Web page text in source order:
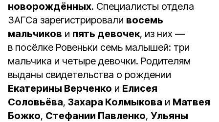
новорождённых. Специалисты отдела
ЗАГСа зарегистрировали восемь
мальчиков и пять девочек, из них —
в посёлке Ровеньки семь малышей: три
мальчика и четыре девочки. Родителям
выданы свидетельства о рождении
Екатерины Верченко и Елисея
Соловьёва, Захара Колмыкова и Матвея
Божко, Стефании Павленко, Ульяны